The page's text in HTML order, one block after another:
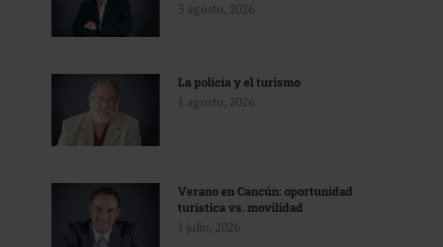
3 agosto, 2026
La policía y el turismo
1 agosto, 2026
Verano en Cancún: oportunidad
turística vs. movilidad
1 julio, 2026